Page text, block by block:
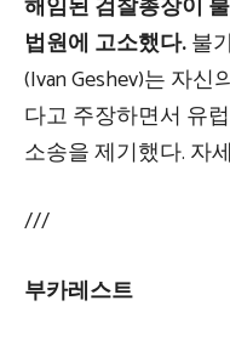
법원에 고소했다.불
(Ivan Geshev)는 자
다고 주장하면서 유
소송을 제기했다. 자
///
부카레스트